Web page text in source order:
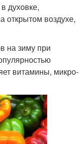
духовке,
открытом воздухе,
на зиму при
витамины, микро-